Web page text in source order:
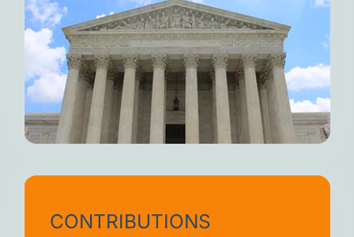
CONTRIBUTIONS